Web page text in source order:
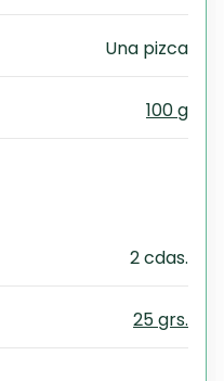
Una pizca
100 g
2 cdas.
25 grs.